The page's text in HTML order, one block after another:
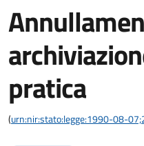
pratica
(urn:nir:stato:legge:1990-08-